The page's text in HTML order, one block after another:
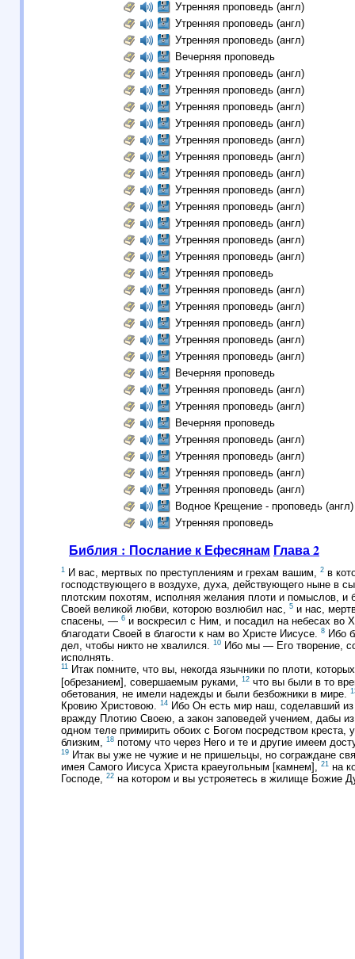
Утренняя проповедь (англ)
Утренняя проповедь (англ)
Утренняя проповедь (англ)
Вечерняя проповедь
Утренняя проповедь (англ)
Утренняя проповедь (англ)
Утренняя проповедь (англ)
Утренняя проповедь (англ)
Утренняя проповедь (англ)
Утренняя проповедь (англ)
Утренняя проповедь (англ)
Утренняя проповедь (англ)
Утренняя проповедь (англ)
Утренняя проповедь (англ)
Утренняя проповедь (англ)
Утренняя проповедь (англ)
Утренняя проповедь
Утренняя проповедь (англ)
Утренняя проповедь (англ)
Утренняя проповедь (англ)
Утренняя проповедь (англ)
Утренняя проповедь (англ)
Вечерняя проповедь
Утренняя проповедь (англ)
Утренняя проповедь (англ)
Вечерняя проповедь
Утренняя проповедь (англ)
Утренняя проповедь (англ)
Утренняя проповедь (англ)
Утренняя проповедь (англ)
Водное Крещение - проповедь (англ)
Утренняя проповедь
Библия : Послание к Ефесянам Глава 2
1 И вас, мертвых по преступлениям и грехам вашим, 2 в
господствующего в воздухе, духа, действующего ныне в
плотским похотям, исполняя желания плоти и помыслов,
Своей великой любви, которою возлюбил нас, 5 и нас,
спасены, — 6 и воскресил с Ним, и посадил на небесах во
благодати Своей в благости к нам во Христе Иисусе.
8 Ибо
дел, чтобы никто не хвалился. 10 Ибо мы — Его творение,
исполнять.
11 Итак помните, что вы, некогда язычники по плоти,
[обрезанием], совершаемым руками,
12 что вы были в то
обетования, не имели надежды и были безбожники в мире.
Кровию Христовою. 14 Ибо Он есть мир наш, соделавший
вражду Плотию Своею, а закон заповедей учением, дабы
одном теле примирить обоих с Богом посредством
близким, 18 потому что через Него и те и другие имеем
19 Итак вы уже не чужие и не пришельцы, но сограждане
имея Самого Иисуса Христа краеугольным [камнем], 21 на
Господе, 22 на котором и вы устрояетесь в жилище Божие